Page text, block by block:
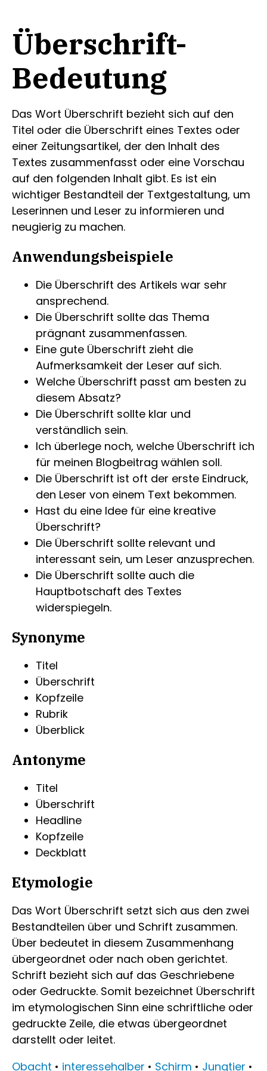
Überschrift-
Bedeutung
Das Wort Überschrift bezieht sich auf den
Titel oder die Überschrift eines Textes oder
einer Zeitungsartikel, der den Inhalt des
Textes zusammenfasst oder eine Vorschau
auf den folgenden Inhalt gibt. Es ist ein
wichtiger Bestandteil der Textgestaltung, um
Leserinnen und Leser zu informieren und
neugierig zu machen.
Anwendungsbeispiele
Die Überschrift des Artikels war sehr
ansprechend.
Die Überschrift sollte das Thema
prägnant zusammenfassen.
Eine gute Überschrift zieht die
Aufmerksamkeit der Leser auf sich.
Welche Überschrift passt am besten zu
diesem Absatz?
Die Überschrift sollte klar und
verständlich sein.
Ich überlege noch, welche Überschrift ich
für meinen Blogbeitrag wählen soll.
Die Überschrift ist oft der erste Eindruck,
den Leser von einem Text bekommen.
Hast du eine Idee für eine kreative
Überschrift?
Die Überschrift sollte relevant und
interessant sein, um Leser anzusprechen.
Die Überschrift sollte auch die
Hauptbotschaft des Textes
widerspiegeln.
Synonyme
Titel
Überschrift
Kopfzeile
Rubrik
Überblick
Antonyme
Titel
Überschrift
Headline
Kopfzeile
Deckblatt
Etymologie
Das Wort Überschrift setzt sich aus den zwei
Bestandteilen über und Schrift zusammen.
Über bedeutet in diesem Zusammenhang
übergeordnet oder nach oben gerichtet.
Schrift bezieht sich auf das Geschriebene
oder Gedruckte. Somit bezeichnet Überschrift
im etymologischen Sinn eine schriftliche oder
gedruckte Zeile, die etwas übergeordnet
darstellt oder leitet.
Obacht • interessehalber • Schirm • Jungtier •